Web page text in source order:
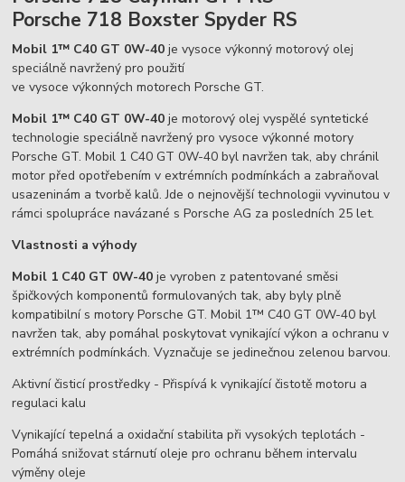
Porsche 718 Boxster Spyder RS
Mobil 1™ C40 GT 0W-40je vysoce výkonný motorový olej
speciálně navržený pro použití
ve vysoce výkonných motorech Porsche GT.
Mobil 1™ C40 GT 0W-40 je motorový olej vyspělé syntetické
technologie speciálně navržený pro vysoce výkonné motory
Porsche GT. Mobil 1 C40 GT 0W-40 byl navržen tak, aby chránil
motor před opotřebením v extrémních podmínkách a zabraňoval
usazeninám a tvorbě kalů. Jde o nejnovější technologii vyvinutou v
rámci spolupráce navázané s Porsche AG za posledních 25 let.
Vlastnosti a výhody
Mobil 1 C40 GT 0W-40 je vyroben z patentované směsi
špičkových komponentů formulovaných tak, aby byly plně
kompatibilní s motory Porsche GT. Mobil 1™ C40 GT 0W-40 byl
navržen tak, aby pomáhal poskytovat vynikající výkon a ochranu v
extrémních podmínkách. Vyznačuje se jedinečnou zelenou barvou.
Aktivní čisticí prostředky - Přispívá k vynikající čistotě motoru a
regulaci kalu
Vynikající tepelná a oxidační stabilita při vysokých teplotách -
Pomáhá snižovat stárnutí oleje pro ochranu během intervalu
výměny oleje